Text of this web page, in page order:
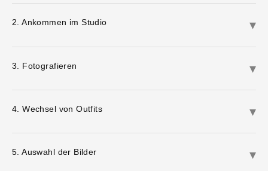
2. Ankommen im Studio
3. Fotografieren
4. Wechsel von Outfits
5. Auswahl der Bilder